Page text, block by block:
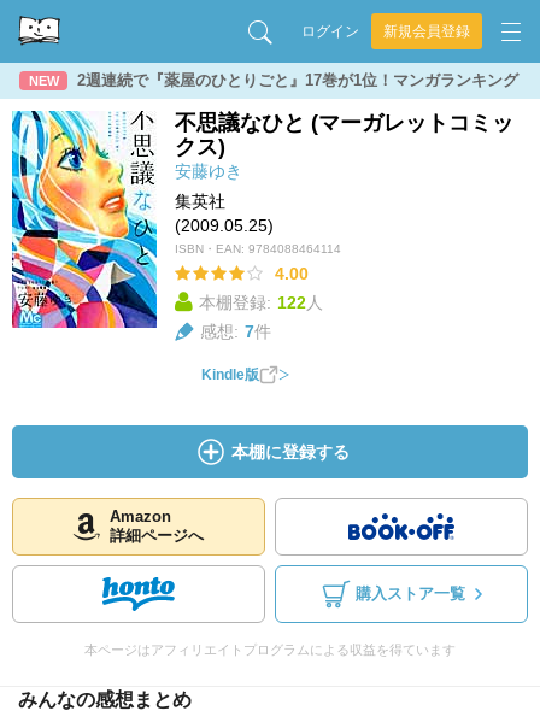
ログイン 新規会員登録
NEW 2週連続で『薬屋のひとりごと』17巻が1位！マンガランキング
不思議なひと (マーガレットコミッ
クス)
安藤ゆき
集英社
(2009.05.25)
ISBN・EAN: 9784088464114
4.00
本棚登録: 122人
感想: 7件
Kindle版
本棚に登録する
Amazon
詳細ページへ
購入ストア一覧
本ページはアフィリエイトプログラムによる収益を得ています
みんなの感想まとめ